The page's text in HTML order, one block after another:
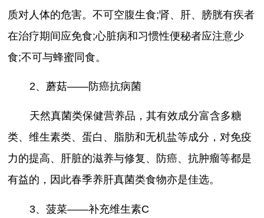
质对人体的危害。不可空腹生食;肾、肝、膀胱有疾者
在治疗期间应免食;心脏病和习惯性便秘者应注意少
食;不可与蜂蜜同食。
2、蘑菇——防癌抗病菌
天然真菌类保健营养品，其有效成分富含多糖
类、维生素类、蛋白、脂肪和无机盐等成分，对免疫
力的提高、肝脏的滋养与修复、防癌、抗肿瘤等都是
有益的，因此春季养肝真菌类食物亦是佳选。
3、菠菜——补充维生素C